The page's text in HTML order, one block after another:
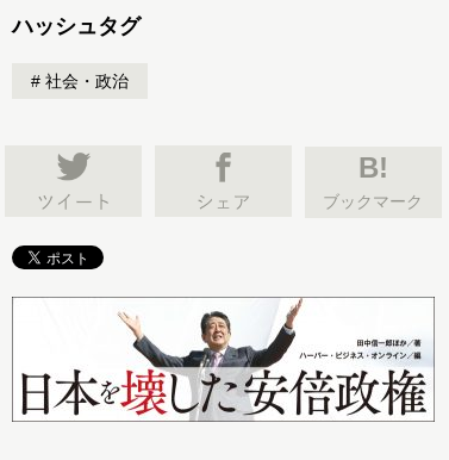
ハッシュタグ
社会・政治
B!
ブックマーク